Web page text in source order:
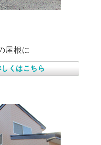
屋根に
しくはこちら